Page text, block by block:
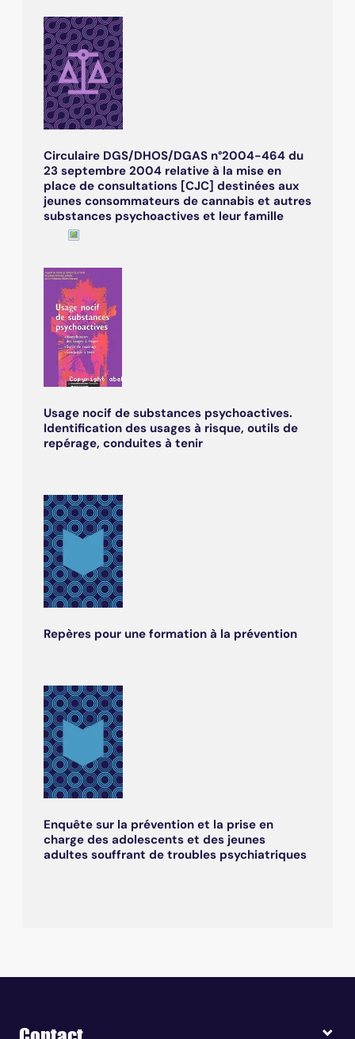
Circulaire DGS/DHOS/DGAS n°2004-464 du
23 septembre 2004 relative à la mise en
place de consultations [CJC] destinées aux
jeunes consommateurs de cannabis et autres
substances psychoactives et leur famille
Usage nocif de substances psychoactives.
Identification des usages à risque, outils de
repérage, conduites à tenir
Repères pour une formation à la prévention
Enquête sur la prévention et la prise en
charge des adolescents et des jeunes
adultes souffrant de troubles psychiatriques